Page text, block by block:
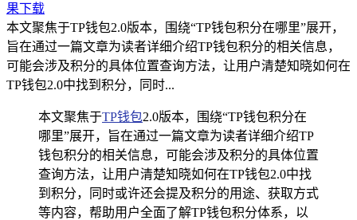
果下载
本文聚焦于TP钱包2.0版本，围绕“TP钱包积分在哪里”展开，
旨在通过一篇文章为读者详细介绍TP钱包积分的相关信息，
可能会涉及积分的具体位置查询方法，让用户清楚知晓如何在
TP钱包2.0中找到积分，同时...
本文聚焦于TP钱包2.0版本，围绕“TP钱包积分在
哪里”展开，旨在通过一篇文章为读者详细介绍TP
钱包积分的相关信息，可能会涉及积分的具体位置
查询方法，让用户清楚知晓如何在TP钱包2.0中找
到积分，同时或许还会提及积分的用途、获取方式
等内容，帮助用户全面了解TP钱包积分体系，以